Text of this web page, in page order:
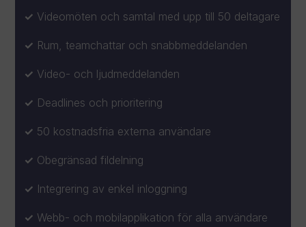
Videomöten och samtal med upp till 50 deltagare
Rum, teamchattar och snabbmeddelanden
Video- och ljudmeddelanden
Deadlines och prioritering
50 kostnadsfria externa användare
Obegränsad fildelning
Integrering av enkel inloggning
Webb- och mobilapplikation för alla användare